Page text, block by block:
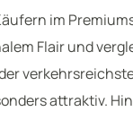
im
Flair und
attraktiv.